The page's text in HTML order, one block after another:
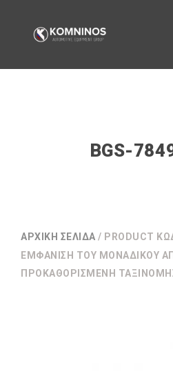
BGS-
ΑΡΧΙΚΉ ΣΕΛΊΔΑ / PRODUCT
ΕΜΦΆΝΙΣΗ ΤΟΥ ΜΟΝΑΔΙΚΟΎ
ΠΡΟΚΑΘΟΡΙΣΜΈΝΗ